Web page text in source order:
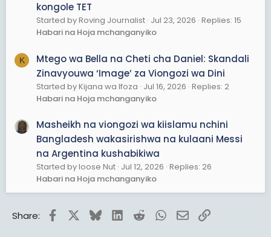
kongole TET
Started by Roving Journalist Jul 23, 2026 Replies: 15
Habari na Hoja mchanganyiko
K
Mtego wa Bella na Cheti cha Daniel: Skandali
Zinavyouwa ‘Image’ za Viongozi wa Dini
Started by Kijana wa Ifoza Jul 16, 2026 Replies: 2
Habari na Hoja mchanganyiko
Masheikh na viongozi wa kiislamu nchini
Bangladesh wakasirishwa na kulaani Messi
na Argentina kushabikiwa
Started by loose Nut Jul 12, 2026 Replies: 26
Habari na Hoja mchanganyiko
Share: FacebookBlueskyLinkedInRedditWhatsApp
EmailLink